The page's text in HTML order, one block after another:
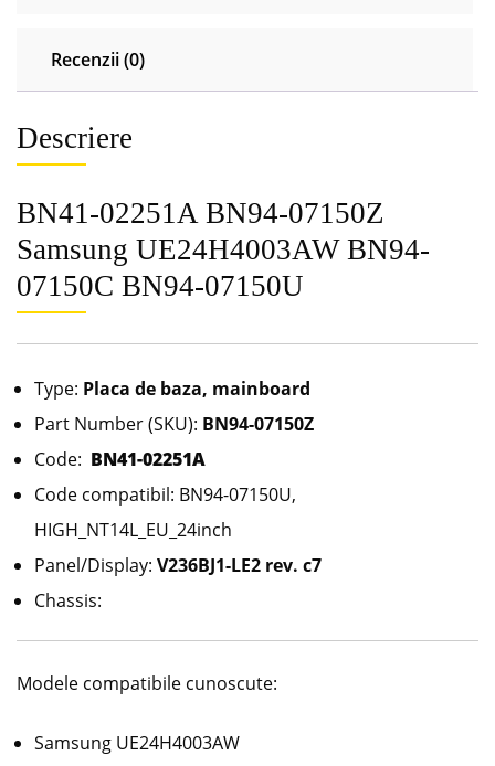
Recenzii (0)
Descriere
BN41-02251A BN94-07150Z
Samsung UE24H4003AW BN94-
07150C BN94-07150U
Type: Placa de baza, mainboard
Part Number (SKU): BN94-07150Z
Code: BN41-02251A
Code compatibil: BN94-07150U,
HIGH_NT14L_EU_24inch
Panel/Display: V236BJ1-LE2 rev. c7
Chassis:
Modele compatibile cunoscute:
Samsung UE24H4003AW